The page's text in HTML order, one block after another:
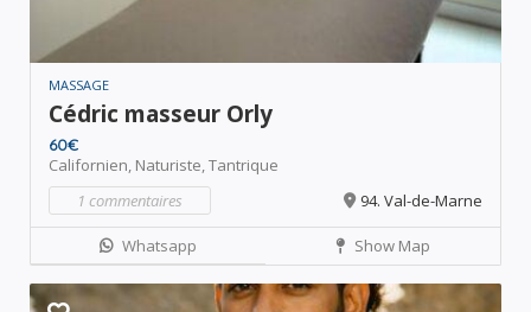
MASSAGE
Cédric masseur Orly
60€
Californien, Naturiste,Tantrique
1 commentaires
94. Val-de-Marne
Whatsapp Show Map